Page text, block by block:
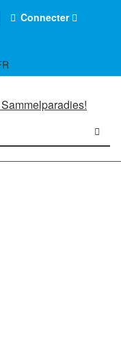
Connecter